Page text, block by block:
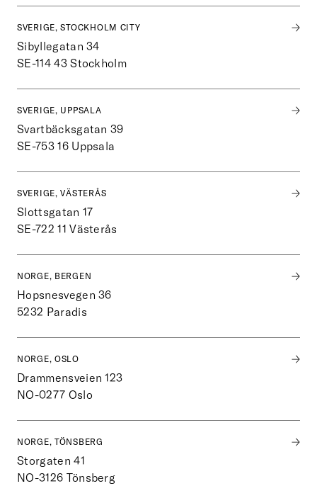
SVERIGE, STOCKHOLM CITY
Sibyllegatan 34
SE-114 43 Stockholm
SVERIGE, UPPSALA
Svartbäcksgatan 39
SE-753 16 Uppsala
SVERIGE, VÄSTERÅS
Slottsgatan 17
SE-722 11 Västerås
NORGE, BERGEN
Hopsnesvegen 36
5232 Paradis
NORGE, OSLO
Drammensveien 123
NO-0277 Oslo
NORGE, TÖNSBERG
Storgaten 41
NO-3126 Tönsberg